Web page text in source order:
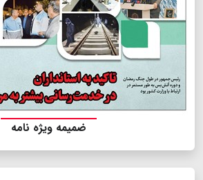
ضمیمه ویژه نامه